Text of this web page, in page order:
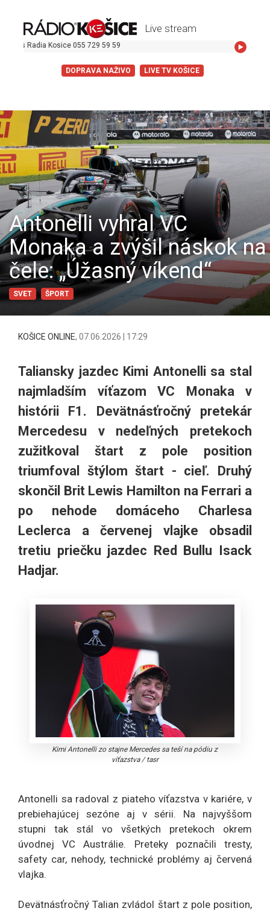
Live stream
055 729 59 59
DOPRAVA NAŽIVO LIVE TV KOŠICE
Antonelli vyhral VC
Monaka a zvýšil náskok na
čele: „Úžasný víkend“
SVET ŠPORT
KOŠICE ONLINE, 07.06.2026 | 17:29
Taliansky jazdec Kimi Antonelli sa stal
najmladším víťazom VC Monaka v
histórii F1. Devätnásťročný pretekár
Mercedesu v nedeľných pretekoch
zužitkoval štart z pole position
triumfoval štýlom štart - cieľ. Druhý
skončil Brit Lewis Hamilton na Ferrari a
po nehode domáceho Charlesa
Leclerca a červenej vlajke obsadil
tretiu priečku jazdec Red Bullu Isack
Hadjar.
Kimi Antonelli zo stajne Mercedes sa teší na pódiu z
víťazstva/tasr
Antonelli sa radoval z piateho víťazstva v kariére, v
prebiehajúcej sezóne aj v sérii. Na najvyššom
stupni tak stál vo všetkých pretekoch okrem
úvodnej VC Austrálie. Preteky poznačili tresty,
safety car, nehody, technické problémy aj červená
vlajka.
Devätnásťročný Talian zvládol štart z pole position,